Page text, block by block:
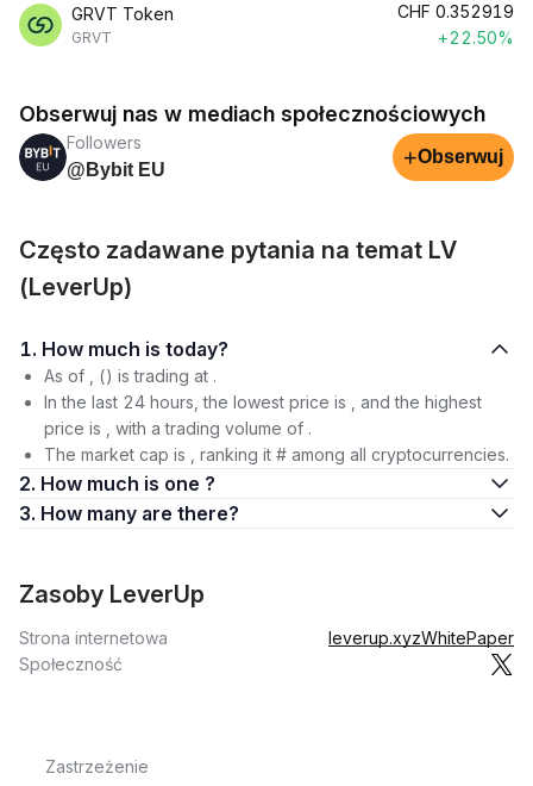
GRVT Token
GRVT
CHF 0.352919
+22.50%
Obserwuj nas w mediach społecznościowych
Followers
@Bybit EU
+Obserwuj
Często zadawane pytania na temat LV
(LeverUp)
1. How much is today?
As of , () is trading at .
In the last 24 hours, the lowest price is , and the highest
price is , with a trading volume of .
The market cap is , ranking it # among all cryptocurrencies.
2. How much is one ?
3. How many are there?
Zasoby LeverUp
Strona internetowa leverup.xyzWhitePaper
Społeczność
Zastrzeżenie